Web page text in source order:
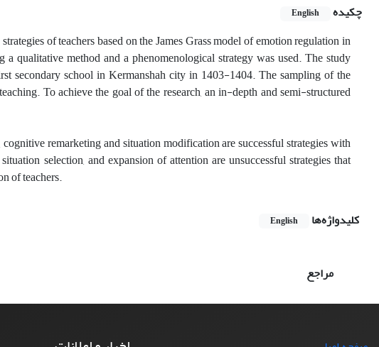
چکیده
English
of teachers based on the James Grass model of emotion regulation in
a qualitative method and a phenomenological strategy was used. The study
secondary school in Kermanshah city in 1403-1404. The sampling of the
To achieve the goal of the research, an in-depth and semi-structured
remarketing and situation modification are successful strategies with
selection, and expansion of attention are unsuccessful strategies that
of teachers.
کلیدواژه‌ها
English
مراجع